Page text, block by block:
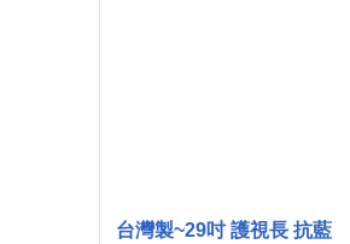
台灣製~29吋 護視長 抗藍